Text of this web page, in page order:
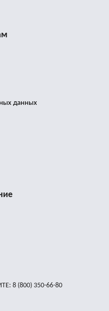
данных
8 (800) 350-66-80